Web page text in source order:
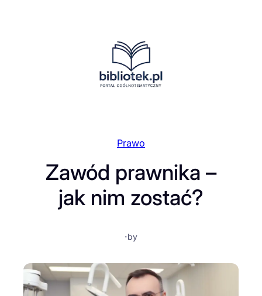
Prawo
Zawód prawnika –
jak nim zostać?
·by